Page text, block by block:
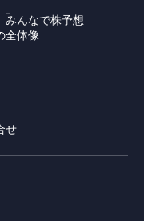
みんなで株予想
全体像
せ